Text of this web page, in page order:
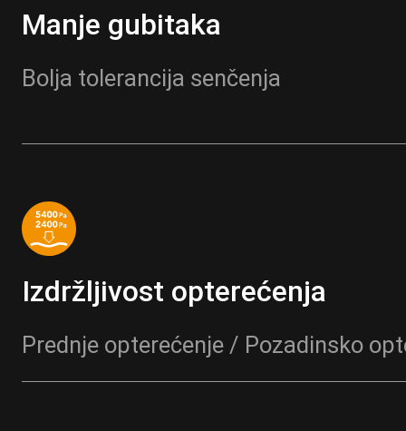
Manje gubitaka
Bolja tolerancija senčenja
Izdržljivost opterećenja
Prednje opterećenje / Pozadinsko